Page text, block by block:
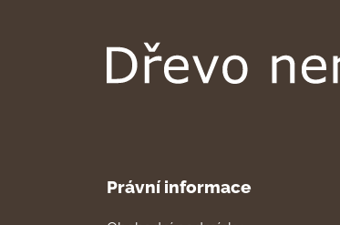
Právní informace